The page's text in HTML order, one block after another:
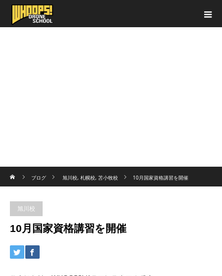
ブログ
旭川校, 札幌校, 苫小牧校 10月国家資格講習を開催
旭川校
10月国家資格講習を開催